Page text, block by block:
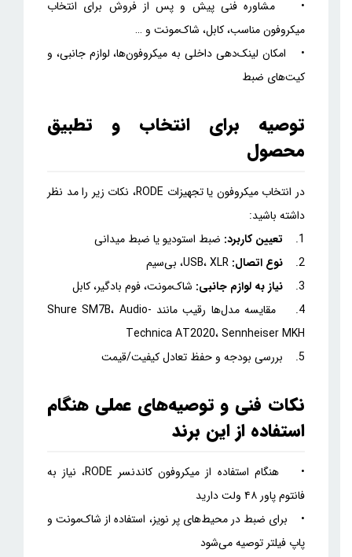
• مشاوره فنی پیش و پس از فروش برای انتخاب
میکروفون مناسب، کابل، شاک‌مونت و …
• امکان لینک‌دهی داخلی به میکروفون‌ها، لوازم جانبی، و
کیت‌های ضبط
توصیه برای انتخاب و تطبیق
محصول
در انتخاب میکروفون یا تجهیزات RODE، نکات زیر را مد نظر
داشته باشید:
1.
تعیین کاربرد: ضبط استودیو یا ضبط میدانی
2.
نوع اتصال:
3.
نیاز به لوازم جانبی: شاک‌مونت، فوم بادگیر، کابل
4. مقایسه مدل‌ها رقیب مانند Shure SM7B، Audio-
Technica AT2020، Sennheiser MKH
5. بررسی بودجه و حفظ تعادل کیفیت/قیمت
نکات فنی و توصیه‌های عملی هنگام
استفاده از این برند
• هنگام استفاده از میکروفون کاندنسر RODE، نیاز به
فانتوم پاور ۴۸ ولت دارید
• برای ضبط در محیط‌های پر نویز، استفاده از شاک‌مونت و
پاپ فیلتر توصیه می‌شود